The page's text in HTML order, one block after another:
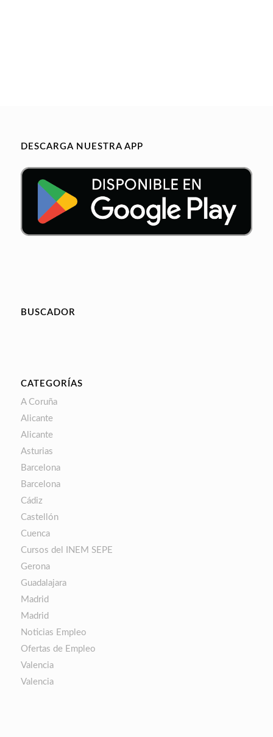
DESCARGA NUESTRA APP
BUSCADOR
CATEGORÍAS
A Coruña
Alicante
Alicante
Asturias
Barcelona
Barcelona
Cádiz
Castellón
Cuenca
Cursos del INEM SEPE
Gerona
Guadalajara
Madrid
Madrid
Noticias Empleo
Ofertas de Empleo
Valencia
Valencia